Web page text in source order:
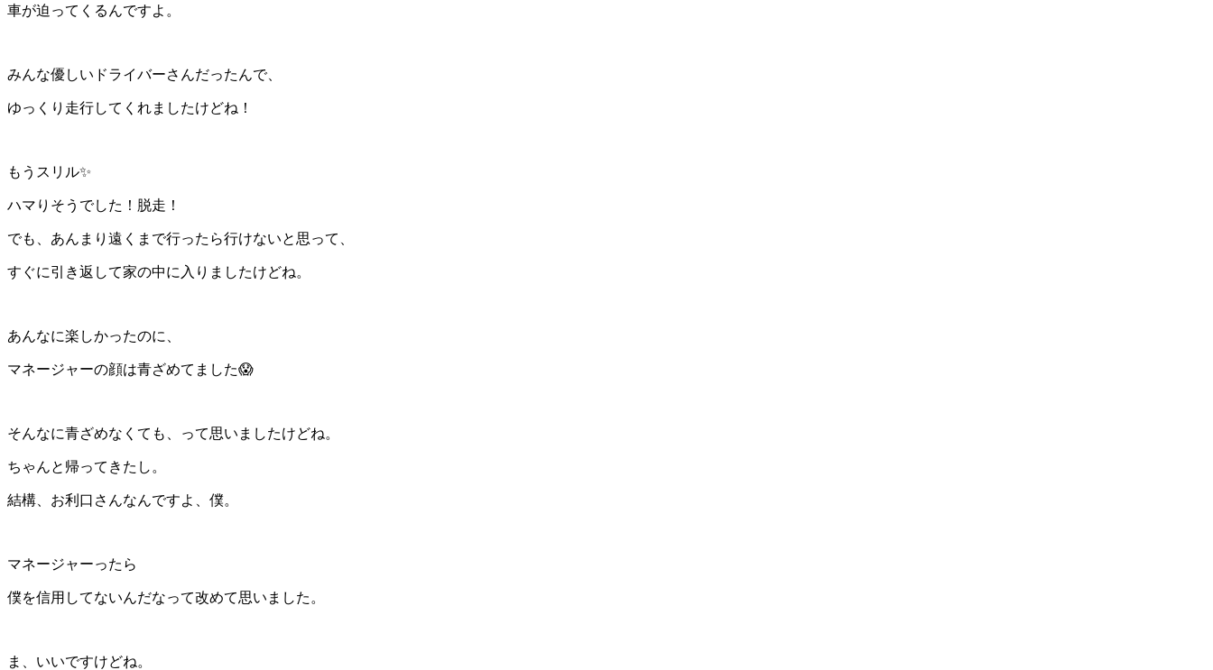
車が迫ってくるんですよ。
みんな優しいドライバーさんだったんで、
ゆっくり走行してくれましたけどね！
もうスリル✨
ハマりそうでした！脱走！
でも、あんまり遠くまで行ったら行けないと思って、
すぐに引き返して家の中に入りましたけどね。
あんなに楽しかったのに、
マネージャーの顔は青ざめてました😱
そんなに青ざめなくても、って思いましたけどね。
ちゃんと帰ってきたし。
結構、お利口さんなんですよ、僕。
マネージャーったら
僕を信用してないんだなって改めて思いました。
ま、いいですけどね。